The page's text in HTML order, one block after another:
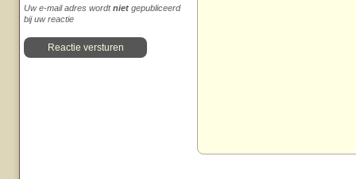
Uw e-mail adres wordtniet gepubliceerd
bij uw reactie